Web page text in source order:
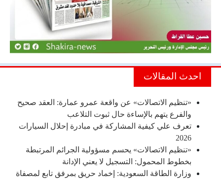
احدث المقالات
«تنظيم الاتصالات» عن واقعة عمرو عمارة: العقد صحيح
والفرع يتهم بالإساءة حال ثبوت التلاعب
تعرف علي كيفية المشاركة في مبادرة إحلال السيارات
2026
«تنظيم الاتصالات» يحسم مسؤولية الجرائم المرتبطة
بخطوط المحمول: التسجيل لا يعني الإدانة
وزارة الطاقة السعودية: إخماد حريق بمرفق تابع لمصفاة